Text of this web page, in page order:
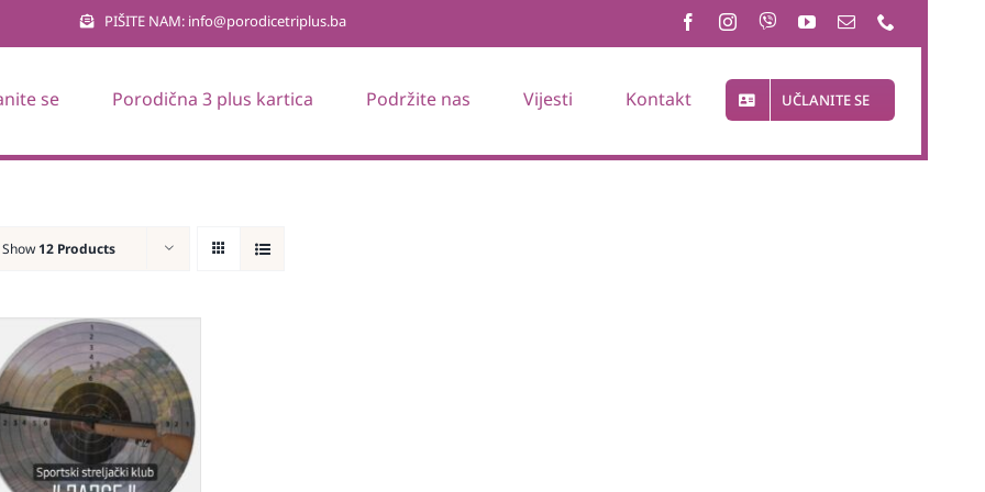
PIŠITE NAM: info@porodicetriplus.ba
se Porodična 3 plus kartica Podržite nas Vijesti Kontakt UČLANITE SE
Show 12 Products